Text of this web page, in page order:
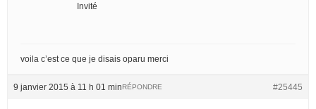
Invité
voila c’est ce que je disais oparu merci
9 janvier 2015 à 11 h 01 min #25445
RÉPONDRE